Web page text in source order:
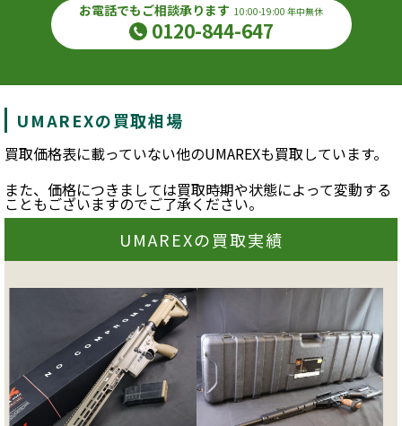
お電話でもご相談承ります 10:00-19:00 年中無休
0120-844-647
UMAREXの買取相場
買取価格表に載っていない他のUMAREXも買取しています。
また、価格につきましては買取時期や状態によって変動する
こともございますのでご了承ください。
UMAREXの買取実績